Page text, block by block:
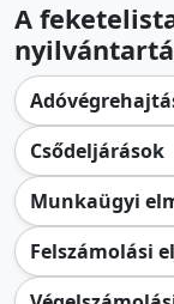
A
Csődeljárások
Munkaügyi
Felszámolási